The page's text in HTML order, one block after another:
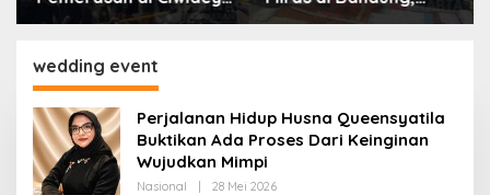
Polisi Tangkap Dua
Lebih dari Enam Ribu
wedding event
Perjalanan Hidup Husna Queensyatila
Buktikan Ada Proses Dari Keinginan
Wujudkan Mimpi
Nasional 28 Mei 2026